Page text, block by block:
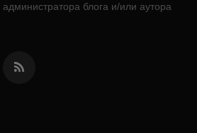
блога и/или аутора